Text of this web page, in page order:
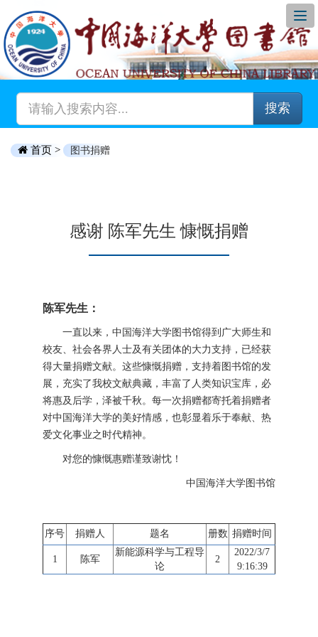
搜索
首页 > 图书捐赠
感谢 陈军先生 慷慨捐赠
陈军先生：
一直以来，中国海洋大学图书馆得到广大师生和
校友、社会各界人士及有关团体的大力支持，已经获
得大量捐赠文献。这些慷慨捐赠，支持着图书馆的发
展，充实了我校文献典藏，丰富了人类知识宝库，必
将惠及后学，泽被千秋。每一次捐赠都寄托着捐赠者
对中国海洋大学的美好情感，也彰显着乐于奉献、热
爱文化事业之时代精神。
对您的慷慨惠赠谨致谢忱！
中国海洋大学图书馆
序号 捐赠人 题名 册数 捐赠时间
1 陈军
新能源科学与工程导
论
2
2022/3/7
9:16:39